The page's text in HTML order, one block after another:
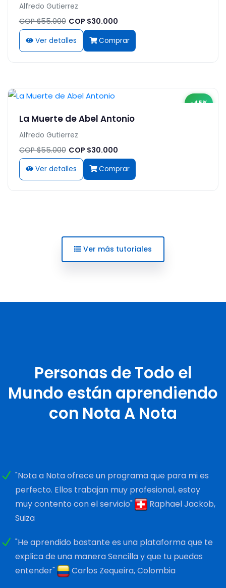
Alfredo Gutierrez
COP $55.000 COP $30.000
Ver detalles Comprar
-45%
La Muerte de Abel Antonio
Alfredo Gutierrez
COP $55.000 COP $30.000
Ver detalles Comprar
Ver más tutoriales
Personas de Todo el
Mundo están aprendiendo
con Nota A Nota
"Nota a Nota ofrece un programa que para mi es
perfecto. Ellos trabajan muy profesional, estoy
muy contento con el servicio"
Raphael Jackob,
Suiza
"He aprendido bastante es una plataforma que te
explica de una manera Sencilla y que tu puedas
entender"
Carlos Zequeira, Colombia